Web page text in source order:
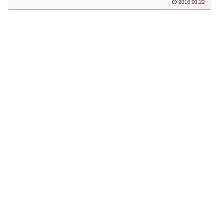
2016.01.22